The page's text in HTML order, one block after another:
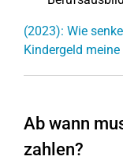
(2023): Wie
Kindergeld
Ab wann
zahlen?